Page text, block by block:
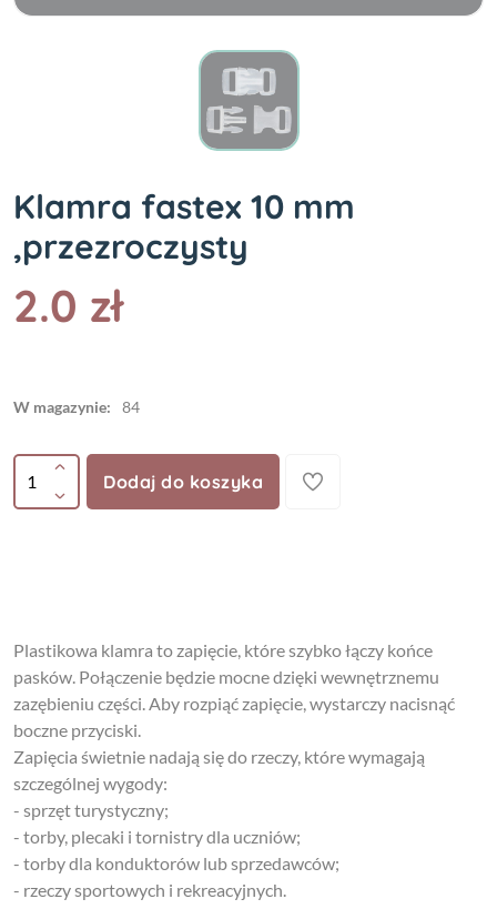
Klamra fastex 10 mm
,przezroczysty
2.0 zł
W magazynie: 84
Dodaj do koszyka
Plastikowa klamra to zapięcie, które szybko łączy końce
pasków. Połączenie będzie mocne dzięki wewnętrznemu
zazębieniu części. Aby rozpiąć zapięcie, wystarczy nacisnąć
boczne przyciski.
Zapięcia świetnie nadają się do rzeczy, które wymagają
szczególnej wygody:
- sprzęt turystyczny;
- torby, plecaki i tornistry dla uczniów;
- torby dla konduktorów lub sprzedawców;
- rzeczy sportowych i rekreacyjnych.